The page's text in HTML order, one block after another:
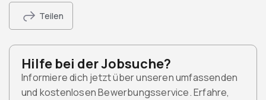
Teilen
Hilfe bei der Jobsuche?
Informiere dich jetzt über unseren umfassenden
und kostenlosen Bewerbungsservice. Erfahre,